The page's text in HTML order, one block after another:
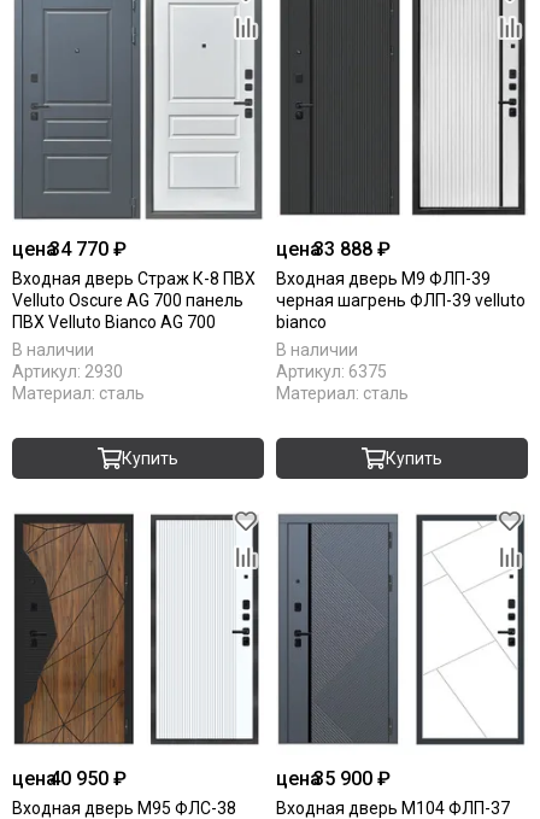
цена34 770 ₽
Входная дверь Страж К-8 ПВХ
Velluto Oscure AG 700 панель
ПВХ Velluto Bianco AG 700
В наличии
Артикул: 2930
Материал: сталь
Купить
цена33 888 ₽
Входная дверь М9 ФЛП-39
черная шагрень ФЛП-39 velluto
bianco
В наличии
Артикул: 6375
Материал: сталь
Купить
цена40 950 ₽
Входная дверь М95 ФЛС-38
цена35 900 ₽
Входная дверь М104 ФЛП-37